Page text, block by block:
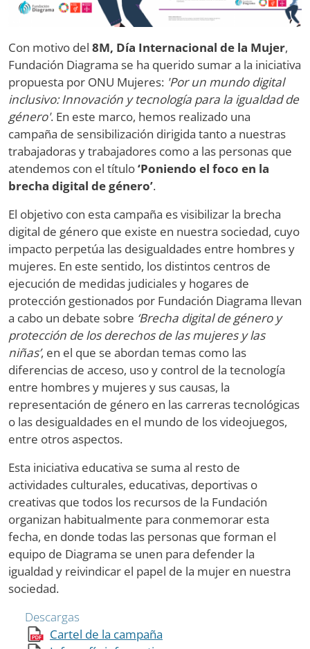
Con motivo del 8M, Día Internacional de la Mujer,
Fundación Diagrama se ha querido sumar a la iniciativa
propuesta por ONU Mujeres: 'Por un mundo digital
inclusivo: Innovación y tecnología para la igualdad de
género'. En este marco, hemos realizado una
campaña de sensibilización dirigida tanto a nuestras
trabajadoras y trabajadores como a las personas que
atendemos con el título‘Poniendo el foco en la
brecha digital de género’.
El objetivo con esta campaña es visibilizar la brecha
digital de género que existe en nuestra sociedad, cuyo
impacto perpetúa las desigualdades entre hombres y
mujeres. En este sentido, los distintos centros de
ejecución de medidas judiciales y hogares de
protección gestionados por Fundación Diagrama llevan
a cabo un debate sobre ‘Brecha digital de género y
protección de los derechos de las mujeres y las
niñas’, en el que se abordan temas como las
diferencias de acceso, uso y control de la tecnología
entre hombres y mujeres y sus causas, la
representación de género en las carreras tecnológicas
o las desigualdades en el mundo de los videojuegos,
entre otros aspectos.
Esta iniciativa educativa se suma al resto de
actividades culturales, educativas, deportivas o
creativas que todos los recursos de la Fundación
organizan habitualmente para conmemorar esta
fecha, en donde todas las personas que forman el
equipo de Diagrama se unen para defender la
igualdad y reivindicar el papel de la mujer en nuestra
sociedad.
Descargas
Cartel de la campaña